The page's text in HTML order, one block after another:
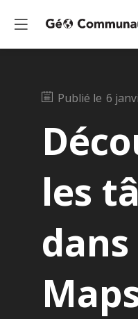
Publié le 6
les